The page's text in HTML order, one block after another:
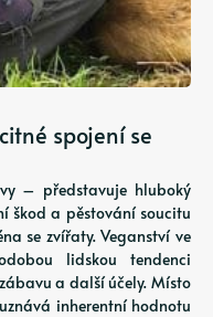
spojení se
– představuje hluboký
škod a pěstování soucitu
se zvířaty. Veganství ve
lidskou tendenci
a další účely. Místo
inherentní hodnotu